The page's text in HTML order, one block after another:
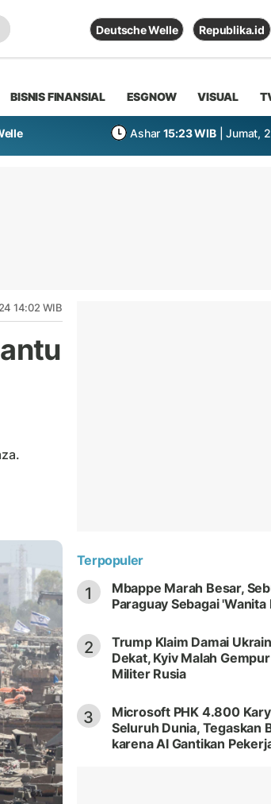
Deutsche Welle Republika.id
BISNIS FINANSIAL ESGNOW VISUAL
Ashar 15:23 WIB | Jumat,
14:02 WIB
Terpopuler
1
Mbappe Marah Besar,
Paraguay Sebagai 'Wanita
2
Trump Klaim Damai
Dekat, Kyiv Malah
Militer Rusia
3
Microsoft PHK 4.800
Seluruh Dunia, Tegaskan
karena AI Gantikan